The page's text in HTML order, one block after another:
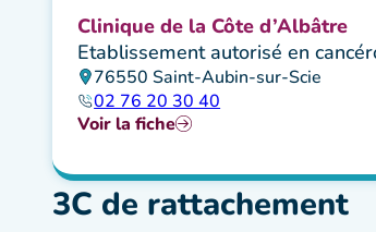
Clinique de la Côte d’Albâtre
Etablissement autorisé en
76550 Saint-Aubin-sur-Scie
02 76 20 30 40
Voir la fiche
3C de rattachement